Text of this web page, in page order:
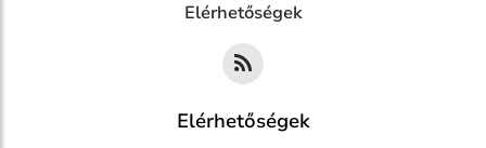
Elérhetőségek
Elérhetőségek